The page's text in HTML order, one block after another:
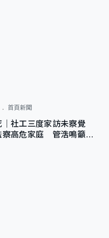
首頁新聞
｜社工三度家訪未察覺
察高危家庭 管浩鳴籲加